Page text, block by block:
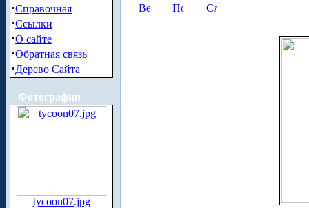
·Справочная
·Ссылки
·О сайте
·Обратная связь
·Дерево Сайта
Фотографии
tycoon07.jpg